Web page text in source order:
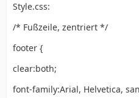
Style.css:
/* Fußzeile, zentriert */
footer {
clear:both;
font-family:Arial, Helvetica,